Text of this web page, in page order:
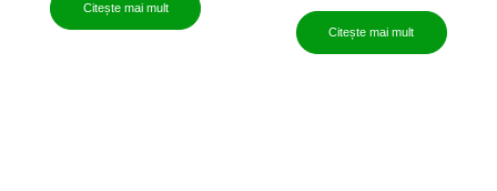
Citește mai mult
Citește mai mult